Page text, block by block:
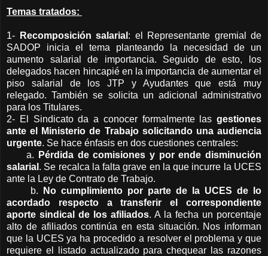
Temas tratados:
1- Recomposición salarial : el Representante gremial de
SADOP inicia el tema planteando la necesidad de un
aumento salarial de importancia. Seguido de esto, los
delegados hacen hincapié en la importancia de aumentar el
piso salarial de los JTP y Ayudantes que está muy
relegado. También se solicita un adicional administrativo
para los Titulares.
2- El Sindicato da a conocer formalmente las gestiones
ante el Ministerio de Trabajo solicitando una audiencia
urgente. Se hace énfasis en dos cuestiones centrales:
a.
Pérdida de comisiones y por ende disminución
salarial . Se recalca la falta grave en la que incurre la UCES
ante la Ley de Contrato de Trabajo.
b.
No cumplimiento por parte de la UCES de lo
acordado respecto a transferir el correspondiente
aporte sindical de los afiliados. A la fecha un porcentaje
alto de afiliados continúa en esta situación. Nos informan
que la UCES ya ha procedido a resolver el problema y que
requiere el listado actualizado para chequear las razones